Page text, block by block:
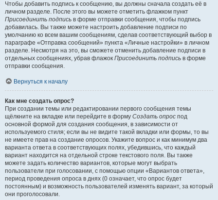
Чтобы добавить подпись к сообщению, вы должны сначала создать её в
личном разделе. После этого вы можете отметить флажком пункт
Присоединить подпись в форме отправки сообщения, чтобы подпись
добавилась. Вы также можете настроить добавление подписи по
умолчанию ко всем вашим сообщениям, сделав соответствующий выбор в
параграфе «Отправка сообщений» пункта «Личные настройки» в личном
разделе. Несмотря на это, вы сможете отменить добавление подписи в
отдельных сообщениях, убрав флажок Присоединить подпись в форме
отправки сообщения.
Вернуться к началу
Как мне создать опрос?
При создании темы или редактировании первого сообщения темы
щёлкните на вкладке или перейдите в форму Создать опрос под
основной формой для создания сообщения, в зависимости от
используемого стиля; если вы не видите такой вкладки или формы, то вы
не имеете прав на создание опросов. Укажите вопрос и как минимум два
варианта ответа в соответствующих полях, убедившись, что каждый
вариант находится на отдельной строке текстового поля. Вы также
можете задать количество вариантов, которые могут выбрать
пользователи при голосовании, с помощью опции «Вариантов ответа»,
период проведения опроса в днях (0 означает, что опрос будет
постоянным) и возможность пользователей изменять вариант, за который
они проголосовали.